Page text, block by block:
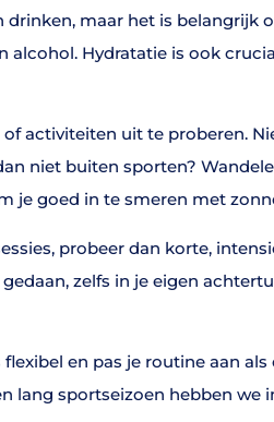
maar het is belangrijk
Hydratatie is ook
activiteiten uit te proberen.
niet buiten sporten?
goed in te smeren met
probeer dan korte,
zelfs in je eigen
en pas je routine aan
lang sportseizoen hebben